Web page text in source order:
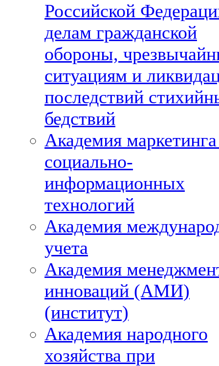
Российской
делам гражданской
обороны,
ситуациям и
последствий
бедствий
Академия
социально-
информационных
технологий
Академия
учета
Академия
инноваций (АМИ)
(институт)
Академия народного
хозяйства при